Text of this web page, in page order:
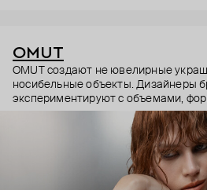
OMUT
OMUT создают не ювелирные
носибельные объекты. Дизайнеры
экспериментируют с объемами,
украшений (цепи – не только на
результате получаются лаконичные
неожиданными деталями: колье с
сердца и серьги-цепи. Украшения
музыкальные исполнители и
Сухарев, Андрей Toxi$, Валя